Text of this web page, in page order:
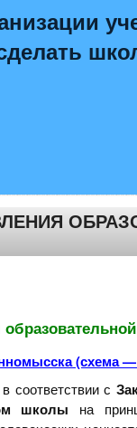
(схема —
соответствии с
школы на